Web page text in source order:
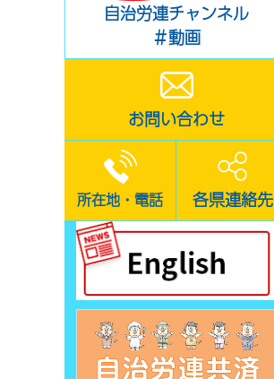
自治労連チャンネル
＃動画
お問い合わせ
所在地・電話 各県連絡先